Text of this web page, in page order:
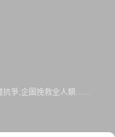
抗爭,企圖挽救全人類……